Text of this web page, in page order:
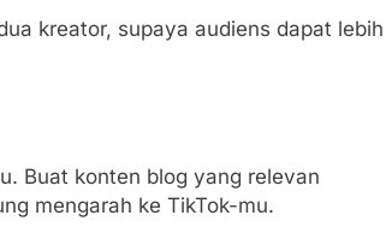
kreator, supaya audiens dapat lebih
Buat konten blog yang relevan
mengarah ke TikTok-mu.